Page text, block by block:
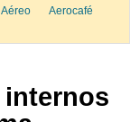
Aerocafé
internos